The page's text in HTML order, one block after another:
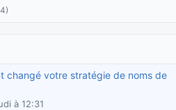
changé votre stratégie de noms de
à 12:31